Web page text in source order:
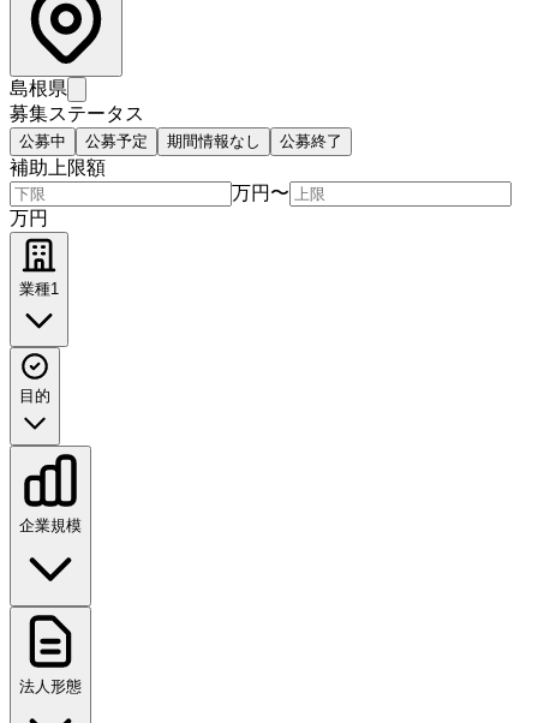
島根県
募集ステータス
公募中 公募予定 期間情報なし 公募終了
補助上限額
万円 〜
万円
業種1
目的
企業規模
法人形態